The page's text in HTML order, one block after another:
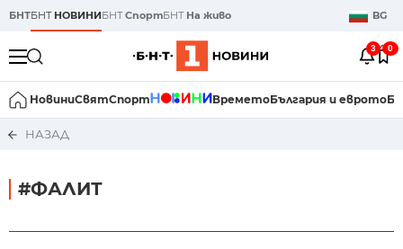
БНТБНТ НОВИНИБНТСпортБНТ На живо BG
3 0
НовиниСвятСпорт ВреметоБългария и еврото
НАЗАД
#ФАЛИТ